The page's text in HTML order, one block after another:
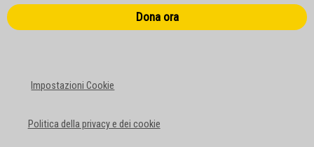
Dona ora
Impostazioni Cookie
Politica della privacy e dei cookie